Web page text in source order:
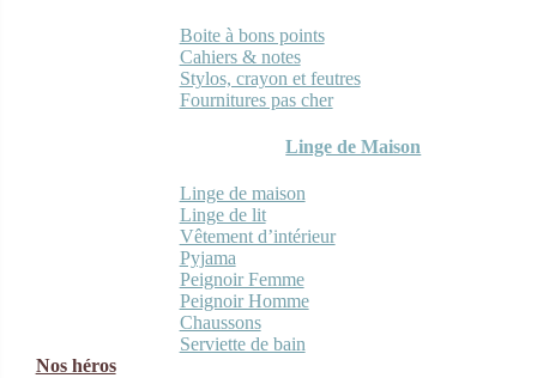
Boite à bons points
Cahiers & notes
Stylos, crayon et feutres
Fournitures pas cher
Linge de Maison
Linge de maison
Linge de lit
Vêtement d’intérieur
Pyjama
Peignoir Femme
Peignoir Homme
Chaussons
Serviette de bain
Nos héros